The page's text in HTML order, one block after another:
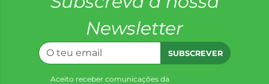
Newsletter
SUBSCREVER
Aceito receber comunicações da